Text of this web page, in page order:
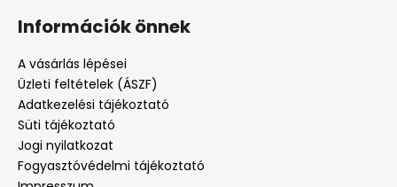
Információk önnek
A vásárlás lépései
Üzleti feltételek (ÁSZF)
Adatkezelési tájékoztató
Süti tájékoztató
Jogi nyilatkozat
Fogyasztóvédelmi tájékoztató